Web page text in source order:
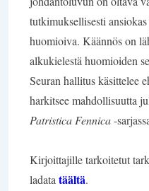
tutkimuksellisesti
huomioiva. Käännös on
alkukielestä huomioiden
Seuran hallitus käsittelee
harkitsee mahdollisuutta
Patristica Fennica-
Kirjoittajille tarkoitetut
ladata täältä.